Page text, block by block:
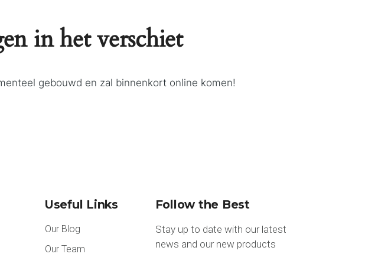
in het verschiet
gebouwd en zal binnenkort online komen!
Useful Links
Our Blog
Our Team
Follow the Best
Stay up to date with our latest
news and our new products